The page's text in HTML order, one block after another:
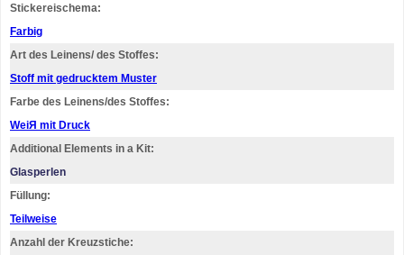
Stickereischema:
Farbig
Art des Leinens/ des Stoffes:
Stoff mit gedrucktem Muster
Farbe des Leinens/des Stoffes:
WeiЯ mit Druck
Additional Elements in a Kit:
Glasperlen
Füllung:
Teilweise
Anzahl der Kreuzstiche: